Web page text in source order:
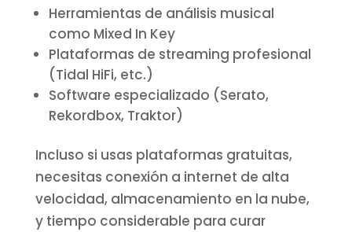
Herramientas de análisis musical
como Mixed In Key
Plataformas de streaming profesional
(Tidal HiFi, etc.)
Software especializado (Serato,
Rekordbox, Traktor)
Incluso si usas plataformas gratuitas,
necesitas conexión a internet de alta
velocidad, almacenamiento en la nube,
y tiempo considerable para curar